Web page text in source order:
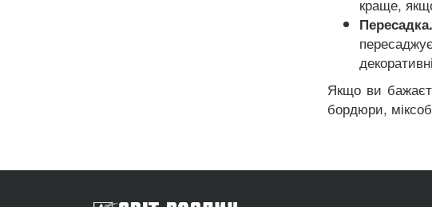
краще,
Пересадка.
Якщо ви
бордюри,